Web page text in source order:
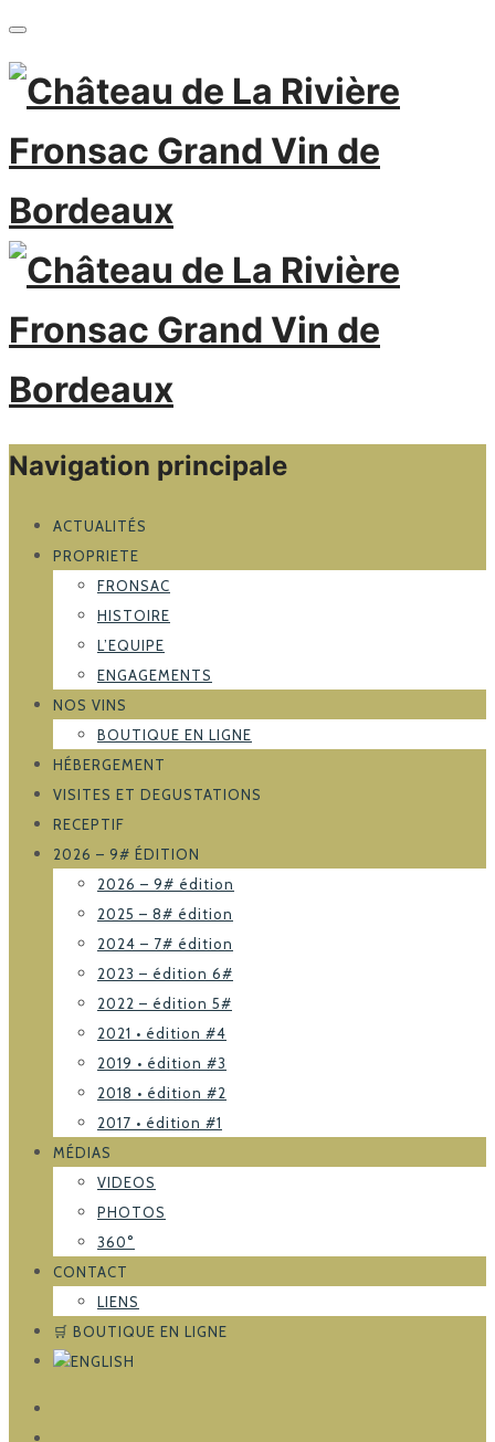
Navigation principale
ACTUALITÉS
PROPRIETE
FRONSAC
HISTOIRE
L’EQUIPE
ENGAGEMENTS
NOS VINS
BOUTIQUE EN LIGNE
HÉBERGEMENT
VISITES ET DEGUSTATIONS
RECEPTIF
2026 – 9# ÉDITION
2026 – 9# édition
2025 – 8# édition
2024 – 7# édition
2023 – édition 6#
2022 – édition 5#
2021 • édition #4
2019 • édition #3
2018 • édition #2
2017 • édition #1
MÉDIAS
VIDEOS
PHOTOS
360°
CONTACT
LIENS
🛒 BOUTIQUE EN LIGNE